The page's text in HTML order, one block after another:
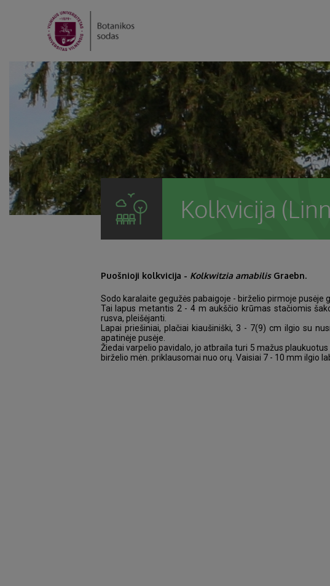
Kolkvicija
Puošnioji kolkvicija - Kolkwitzia amabilisGraebn.
Sodo karalaite gegužės pabaigoje - birželio pirmoje pusėje
Tai lapus metantis 2 - 4 m aukščio krūmas stačiomis
rusva, pleišėjanti.
Lapai priešiniai, plačiai kiaušiniški, 3 - 7(9) cm ilgio su
apatinėje pusėje.
Žiedai varpelio pavidalo, jo atbraila turi 5 mažus
birželio mėn. priklausomai nuo orų. Vaisiai 7 - 10 mm ilgio